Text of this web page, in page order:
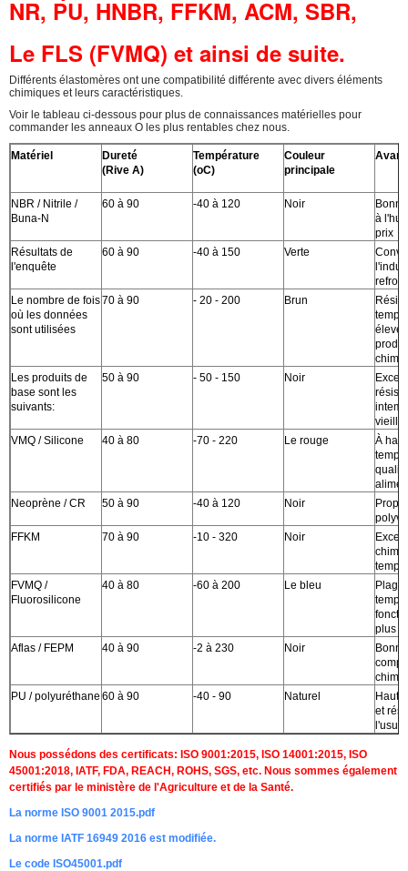
NR, PU, HNBR, FFKM, ACM, SBR,
Le FLS (FVMQ) et ainsi de suite.
Différents élastomères ont une compatibilité différente avec divers éléments
chimiques et leurs caractéristiques.
Voir le tableau ci-dessous pour plus de connaissances matérielles pour
commander les anneaux O les plus rentables chez nous.
Matériel
Dureté
(Rive A)
Température
(oC)
Couleur
principale
NBR / Nitrile /
Buna-N
60 à 90 -40 à 120 Noir
à
prix
Résultats de
l'enquête
60 à 90 -40 à 150 Verte
Le nombre de fois
où les données
sont utilisées
70 à 90 - 20 - 200 Brun
Les produits de
base sont les
suivants:
50 à 90 - 50 - 150 Noir
VMQ / Silicone
40 à 80 -70 - 220 Le rouge
À
qualité
Neoprène / CR
50 à 90 -40 à 120 Noir
FFKM
70 à 90 -10 - 320 Noir
FVMQ /
Fluorosilicone
40 à 80 -60 à 200 Le bleu
Plage
plus
Aflas / FEPM
40 à 90 -2 à 230 Noir
Bonne
PU / polyuréthane 60 à 90 -40 - 90 Naturel
Haute
et
l'usure
Nous possédons des certificats: ISO 9001:2015, ISO 14001:2015, ISO
45001:2018, IATF, FDA, REACH, ROHS, SGS, etc. Nous sommes également
certifiés par le ministère de l'Agriculture et de la Santé.
La norme ISO 9001 2015.pdf
La norme IATF 16949 2016 est modifiée.
Le code ISO45001.pdf